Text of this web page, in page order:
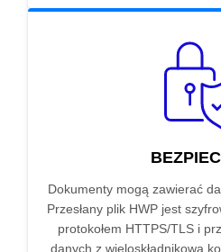
Dokumenty mogą zawierać
Przesłany plik HWP jest
protokołem HTTPS/TLS i
danych z wieloskładnikową